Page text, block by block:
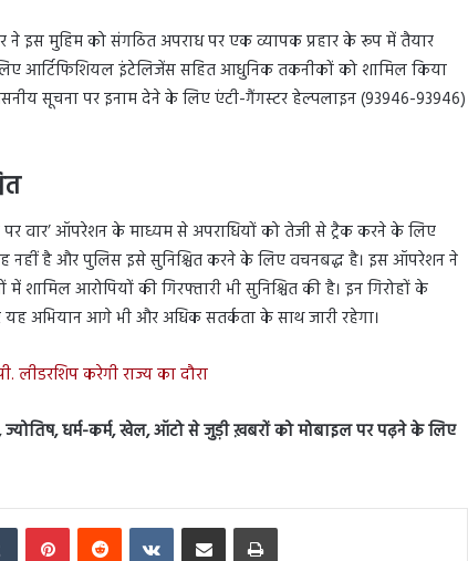
इस मुहिम को संगठित अपराध पर एक व्यापक प्रहार के रूप में तैयार
आर्टिफिशियल इंटेलिजेंस सहित आधुनिक तकनीकों को शामिल किया
सूचना पर इनाम देने के लिए एंटी-गैंगस्टर हेल्पलाइन (93946-93946)
वार’ ऑपरेशन के माध्यम से अपराधियों को तेजी से ट्रैक करने के लिए
नहीं है और पुलिस इसे सुनिश्चित करने के लिए वचनबद्ध है। इस ऑपरेशन ने
आरोपियों की गिरफ्तारी भी सुनिश्चित की है। इन गिरोहों के
अभियान आगे भी और अधिक सतर्कता के साथ जारी रहेगा।
करेगी राज्य का दौरा
ज्योतिष, धर्म-कर्म, खेल, ऑटो से जुड़ी ख़बरों को मोबाइल पर पढ़ने के लिए
Tumblr PinterestReddit VKontakteShare via Email Print